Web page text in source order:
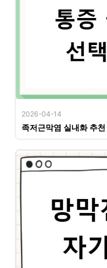
2026-04-14
족저근막염 실내화 추